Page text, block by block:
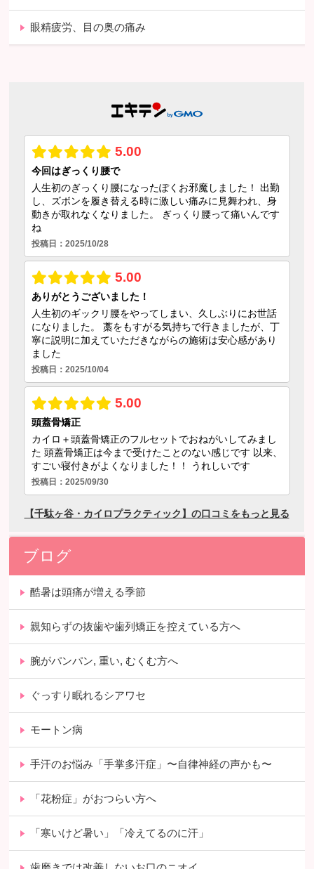
眼精疲労、目の奥の痛み
ブログ
酷暑は頭痛が増える季節
親知らずの抜歯や歯列矯正を控えている方へ
腕がパンパン, 重い, むくむ方へ
ぐっすり眠れるシアワセ
モートン病
手汗のお悩み「手掌多汗症」〜自律神経の声かも〜
「花粉症」がおつらい方へ
「寒いけど暑い」「冷えてるのに汗」